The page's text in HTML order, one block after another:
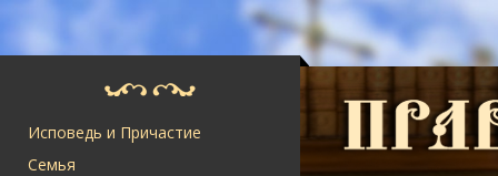
Исповедь и Причастие
Семья